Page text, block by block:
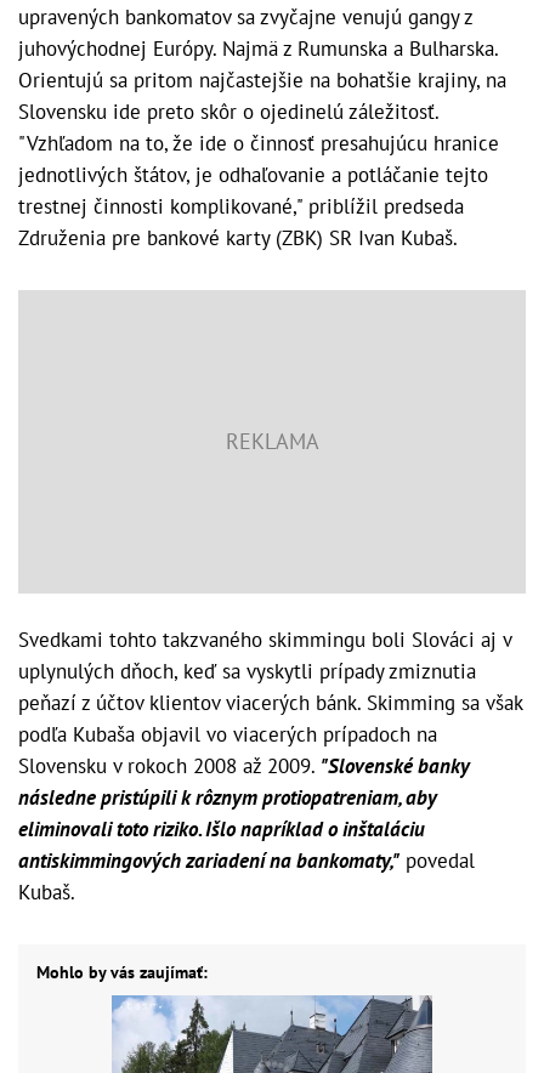
upravených bankomatov sa zvyčajne venujú gangy z
juhovýchodnej Európy. Najmä z Rumunska a Bulharska.
Orientujú sa pritom najčastejšie na bohatšie krajiny, na
Slovensku ide preto skôr o ojedinelú záležitosť.
"Vzhľadom na to, že ide o činnosť presahujúcu hranice
jednotlivých štátov, je odhaľovanie a potláčanie tejto
trestnej činnosti komplikované," priblížil predseda
Združenia pre bankové karty (ZBK) SR Ivan Kubaš.
Svedkami tohto takzvaného skimmingu boli Slováci aj v
uplynulých dňoch, keď sa vyskytli prípady zmiznutia
peňazí z účtov klientov viacerých bánk. Skimming sa však
podľa Kubaša objavil vo viacerých prípadoch na
Slovensku v rokoch 2008 až 2009. "Slovenské banky
následne pristúpili k rôznym protiopatreniam, aby
eliminovali toto riziko. Išlo napríklad o inštaláciu
antiskimmingových zariadení na bankomaty," povedal
Kubaš.
Mohlo by vás zaujímať: